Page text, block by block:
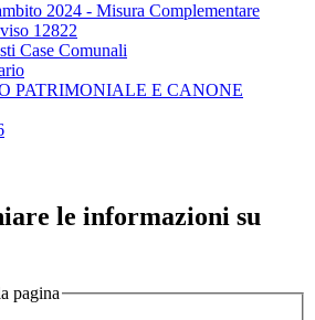
2024 - Misura Complementare
12822
Case Comunali
PATRIMONIALE E CANONE
le informazioni su
pagina